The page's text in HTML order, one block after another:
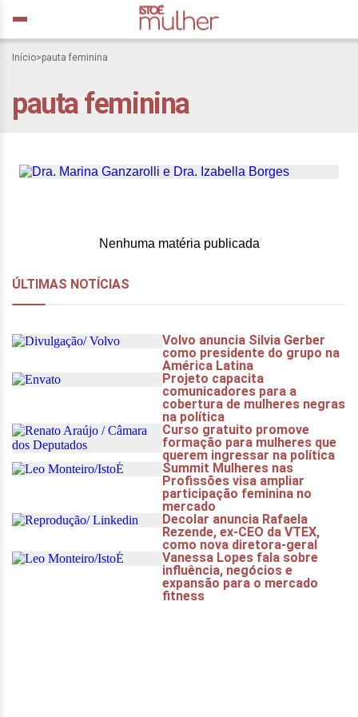
Início>pauta feminina
pauta feminina
A pauta feminina mudou:
do chá das cinco aos
encontros que definem
Nenhuma matéria publicada